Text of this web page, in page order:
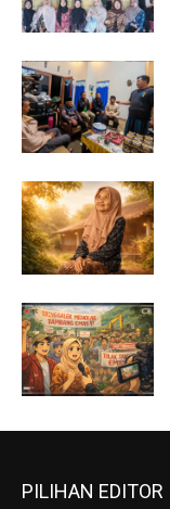
PILIHAN EDITOR